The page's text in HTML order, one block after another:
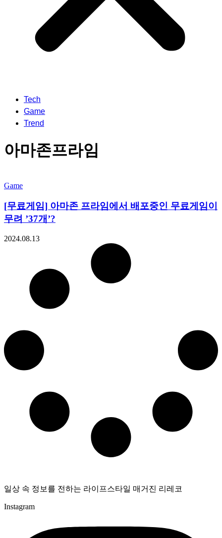
Tech
Game
Trend
아마존프라임
Game
[무료게임] 아마존 프라임에서 배포중인 무료게임이
무려 ’37개’?
2024.08.13
일상 속 정보를 전하는 라이프스타일 매거진 리레코
Instagram